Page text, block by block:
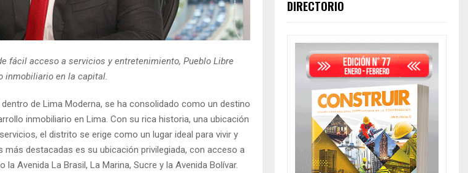
fácil acceso a servicios y entretenimiento, Pueblo Libre
inmobiliario en la capital.
de Lima Moderna, se ha consolidado como un destino
inmobiliario en Lima. Con su rica historia, una ubicación
el distrito se erige como un lugar ideal para vivir y
más destacadas es su ubicación privilegiada, con acceso a
Avenida La Brasil, La Marina, Sucre y la Avenida Bolívar.
DIRECTORIO